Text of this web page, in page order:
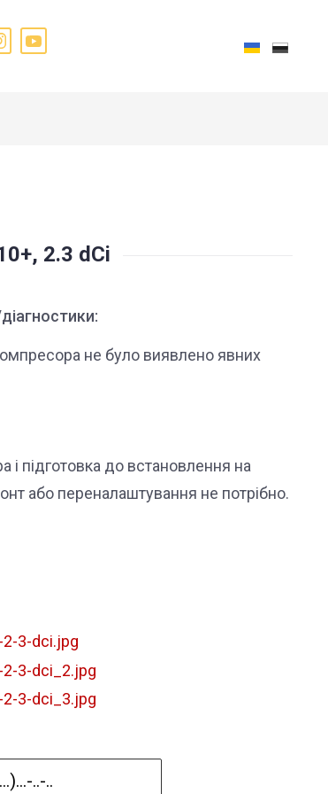
2.3 dCi
не було виявлено явних
підготовка до встановлення на
або переналаштування не потрібно.